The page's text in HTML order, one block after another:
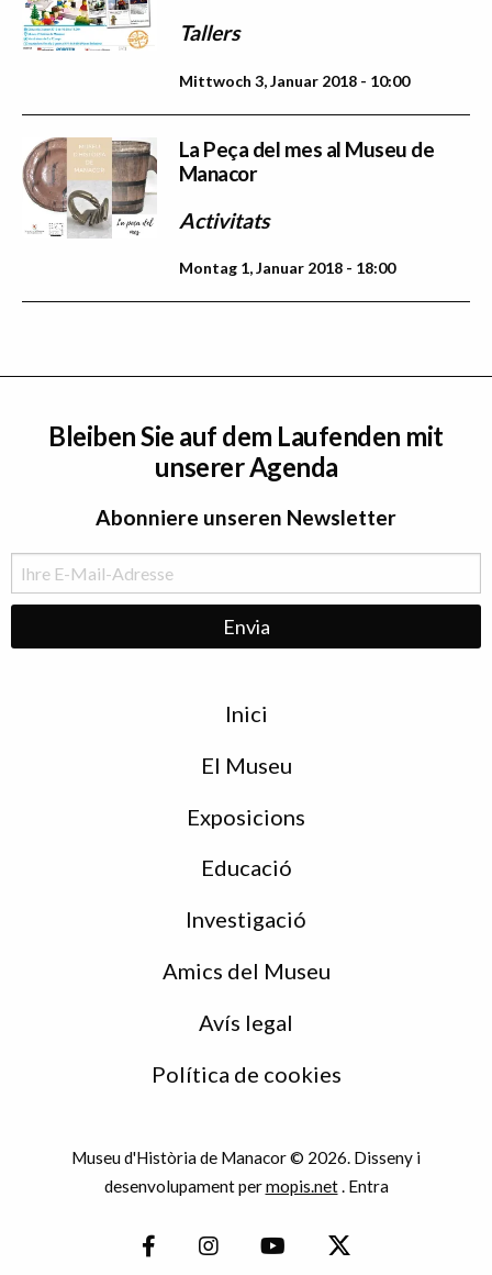
Tallers
Mittwoch 3, Januar 2018 - 10:00
La Peça del mes al Museu de
Manacor
Activitats
Montag 1, Januar 2018 - 18:00
Bleiben Sie auf dem Laufenden mit
unserer Agenda
Abonniere unseren Newsletter
Inici
El Museu
Exposicions
Educació
Investigació
Amics del Museu
Avís legal
Política de cookies
Museu d'Història de Manacor © 2026. Disseny i
desenvolupament permopis.net. Entra